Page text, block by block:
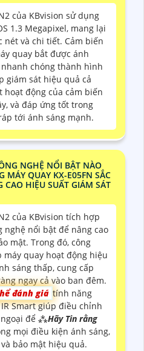
của KBvision sử dụng
1.3 Megapixel, mang lại
và chi tiết. Cảm biến
quay bắt được ánh
chóng thành hình
giám sát hiệu quả cả
hoạt động của cảm biến
và đáp ứng tốt trong
tới ánh sáng mạnh.
NGHỆ NỔI BẬT NÀO
MÁY QUAY KX-E05FN SẮC
CAO HIỆU SUẤT GIÁM SÁT
của KBvision tích hợp
nghệ nổi bật để nâng cao
mật. Trong đó, công
quay hoạt động hiệu
sáng thấp, cung cấp
ngay cả vào ban đêm.
đánh giá tính năng
Smart giúp điều chỉnh
ngoại để ⁂Hãy Tin rằng
mọi điều kiện ánh sáng,
bảo mật hiệu quả.